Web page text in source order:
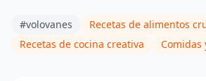
#volovanes
Recetas de alimentos
Recetas de cocina creativa
Comidas